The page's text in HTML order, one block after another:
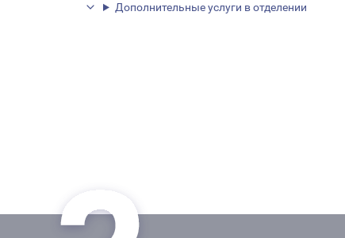
Дополнительные услуги в отделении